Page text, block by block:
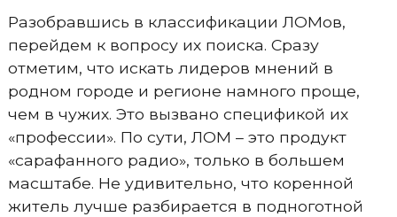
Разобравшись в классификации ЛОМов,
перейдем к вопросу их поиска. Сразу
отметим, что искать лидеров мнений в
родном городе и регионе намного проще,
чем в чужих. Это вызвано спецификой их
«профессии». По сути, ЛОМ – это продукт
«сарафанного радио», только в большем
масштабе. Не удивительно, что коренной
житель лучше разбирается в подноготной